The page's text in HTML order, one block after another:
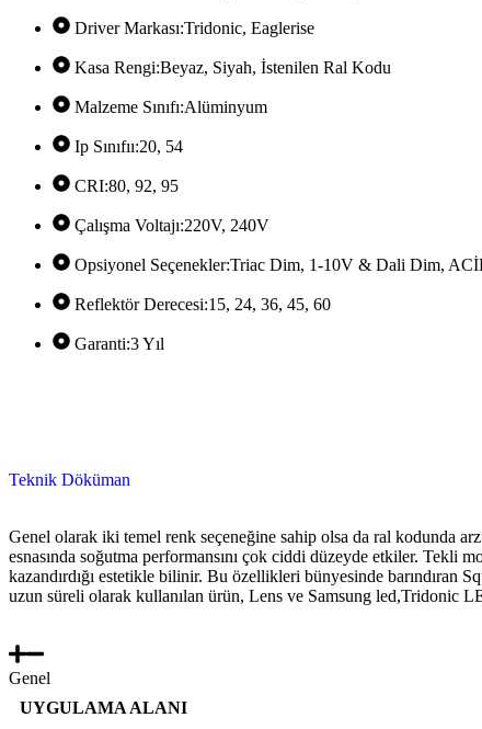
Driver Markası:Tridonic, Eaglerise
Kasa Rengi:Beyaz, Siyah, İstenilen Ral Kodu
Malzeme Sınıfı:Alüminyum
Ip Sınıfıı:20, 54
CRI:80, 92, 95
Çalışma Voltajı:220V, 240V
Opsiyonel Seçenekler:Triac Dim, 1-10V & Dali Dim,
Reflektör Derecesi:15, 24, 36, 45, 60
Garanti:3 Yıl
Teknik Döküman
Genel olarak iki temel renk seçeneğine sahip olsa da ral kodunda
esnasında soğutma performansını çok ciddi düzeyde etkiler. Tekli
kazandırdığı estetikle bilinir. Bu özellikleri bünyesinde barındıran
uzun süreli olarak kullanılan ürün, Lens ve Samsung led,Tridonic
Genel
UYGULAMA ALANI